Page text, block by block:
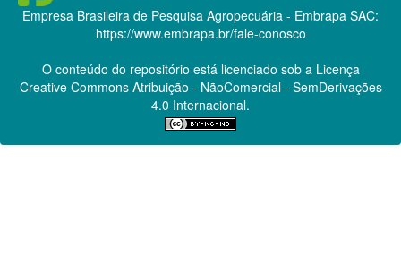
Empresa Brasileira de Pesquisa Agropecuária - Embrapa SAC:
https://www.embrapa.br/fale-conosco
O conteúdo do repositório está licenciado sob a Licença
Creative CommonsAtribuição - NãoComercial - SemDerivações
4.0 Internacional.